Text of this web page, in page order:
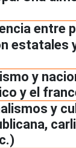
entre
estatales
y
y el
y